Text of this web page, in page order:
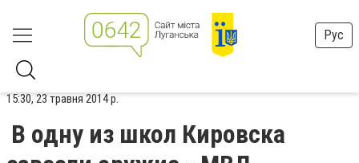
Рус
15:30, 23 травня 2014 р.
В одну из школ Кировска